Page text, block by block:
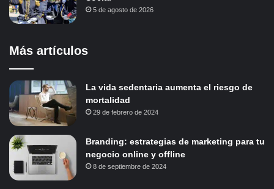
5 de agosto de 2026
Más artículos
La vida sedentaria aumenta el riesgo de
mortalidad
29 de febrero de 2024
Branding: estrategias de marketing para tu
negocio online y offline
8 de septiembre de 2024